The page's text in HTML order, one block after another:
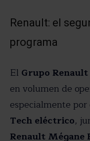
Renault: el
programa
El Grupo Renault
en volumen de
especialmente
Tech eléctrico,
Renault Mégane